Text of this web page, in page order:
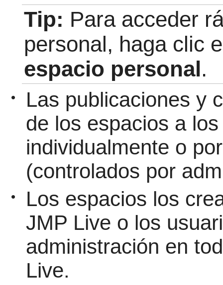
Tip: Para acceder
personal, haga clic
espacio personal.
•
Las publicaciones y
de los espacios a
individualmente o
(controlados por
•
Los espacios los
JMP Live o los
administración en
Live.